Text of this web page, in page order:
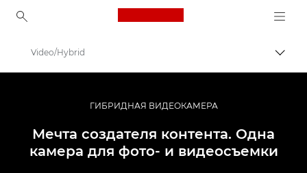
Canon Logo, back to
Цифровые камеры
EOS R6
Video/Hybrid
ГИБРИДНАЯ ВИДЕОКАМЕРА
Мечта создателя контента. Одна
камера для фото- и видеосъемки